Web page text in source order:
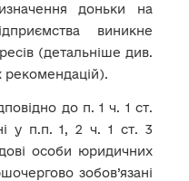
доньки на
виникне
(детальніше див.
рекомендацій).
до п. 1 ч. 1 ст.
у п.п. 1, 2 ч. 1 ст. 3
особи юридичних
зобов’язані